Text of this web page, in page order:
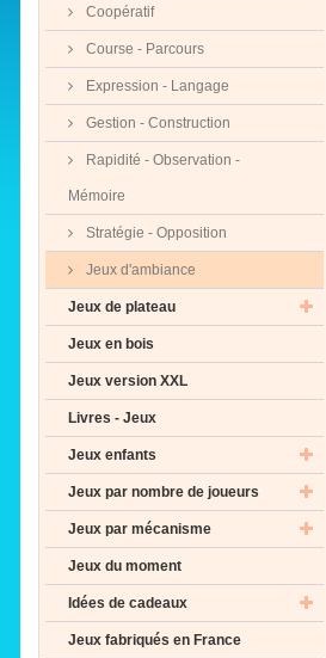
Coopératif
Course - Parcours
Expression - Langage
Gestion - Construction
Rapidité - Observation -
Mémoire
Stratégie - Opposition
Jeux d'ambiance
Jeux de plateau
Jeux en bois
Jeux version XXL
Livres - Jeux
Jeux enfants
Jeux par nombre de joueurs
Jeux par mécanisme
Jeux du moment
Idées de cadeaux
Jeux fabriqués en France